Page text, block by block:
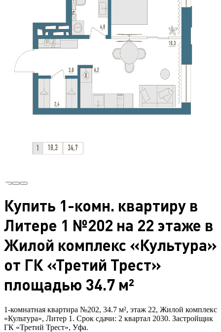
Купить 1-комн. квартиру в
Литере 1 №202 на 22 этаже в
Жилой комплекс «Культура»
от ГК «Третий Трест»
площадью 34.7 м²
1-комнатная квартира №202, 34.7 м², этаж 22, Жилой комплекс
«Культура», Литер 1. Срок сдачи: 2 квартал 2030. Застройщик
ГК «Третий Трест», Уфа.